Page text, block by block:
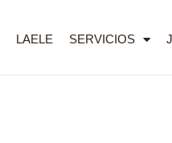
LAELE SERVICIOS